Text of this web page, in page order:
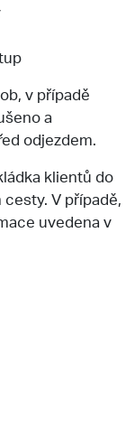
v případě
a
odjezdem.
klientů do
V případě,
uvedena v